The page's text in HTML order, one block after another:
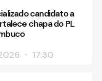
candidato a
chapa do PL
17:30